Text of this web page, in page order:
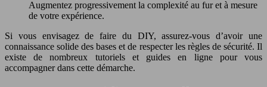
Augmentez progressivement la complexité au fur et à mesure
de votre expérience.
Si vous envisagez de faire du DIY, assurez-vous d’avoir une
connaissance solide des bases et de respecter les règles de sécurité. Il
existe de nombreux tutoriels et guides en ligne pour vous
accompagner dans cette démarche.